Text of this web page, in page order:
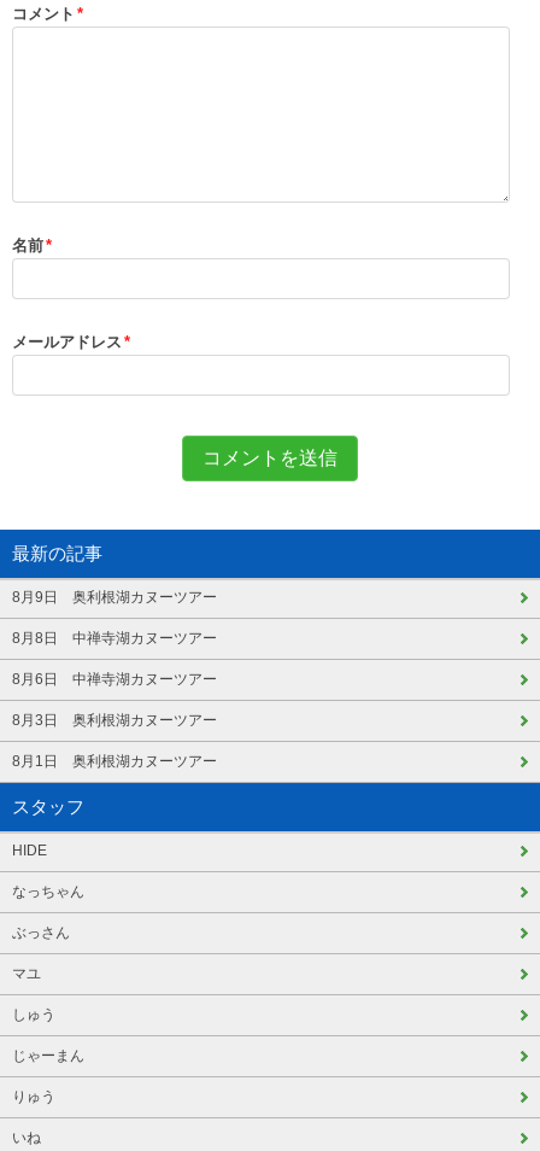
コメント *
名前*
メールアドレス *
最新の記事
8月9日 奥利根湖カヌーツアー
8月8日 中禅寺湖カヌーツアー
8月6日 中禅寺湖カヌーツアー
8月3日 奥利根湖カヌーツアー
8月1日 奥利根湖カヌーツアー
スタッフ
HIDE
なっちゃん
ぶっさん
マユ
しゅう
じゃーまん
りゅう
いね